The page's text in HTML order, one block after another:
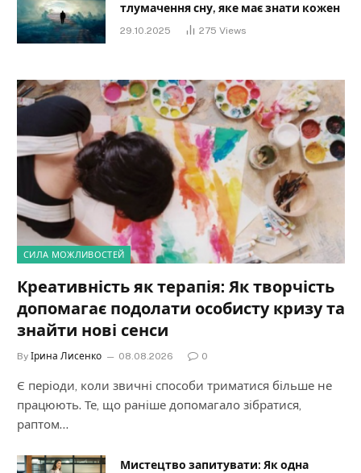
тлумачення сну, яке має знати кожен
29.10.2025 275 Views
СИЛА МОЖЛИВОСТЕЙ
Креативність як терапія: Як творчість
допомагає подолати особисту кризу та
знайти нові сенси
By Ірина Лисенко 08.08.2026 0
Є періоди, коли звичні способи триматися більше не
працюють. Те, що раніше допомагало зібратися,
раптом…
Мистецтво запитувати: Як одна